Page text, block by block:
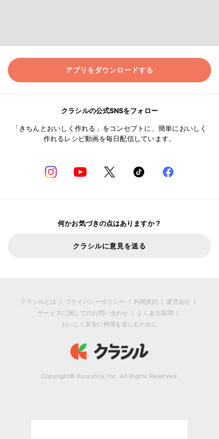
アプリをダウンロードする
クラシルの公式SNSをフォロー
「きちんとおいしく作れる」をコンセプトに、簡単においしく
作れるレシピ動画を毎日配信しています。
何かお気づきの点はありますか？
クラシルに意見を送る
クラシルとは プライバシーポリシー 利用規約
運営会社
サービスに関してのお問い合わせ
よくある質問
おいしく安全に料理を楽しむために
Copyright© Kurashiru, Inc. All Rights Reserved.